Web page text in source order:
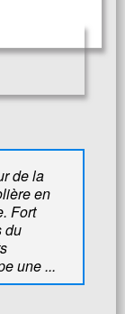
de la
en
Fort
du
une ...